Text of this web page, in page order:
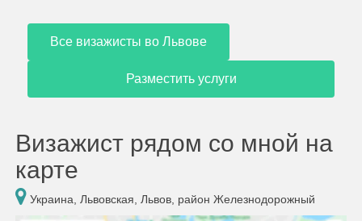
Все визажисты во Львове
Разместить услуги
Визажист рядом со мной на
карте
Украина, Львовская, Львов, район Железнодорожный